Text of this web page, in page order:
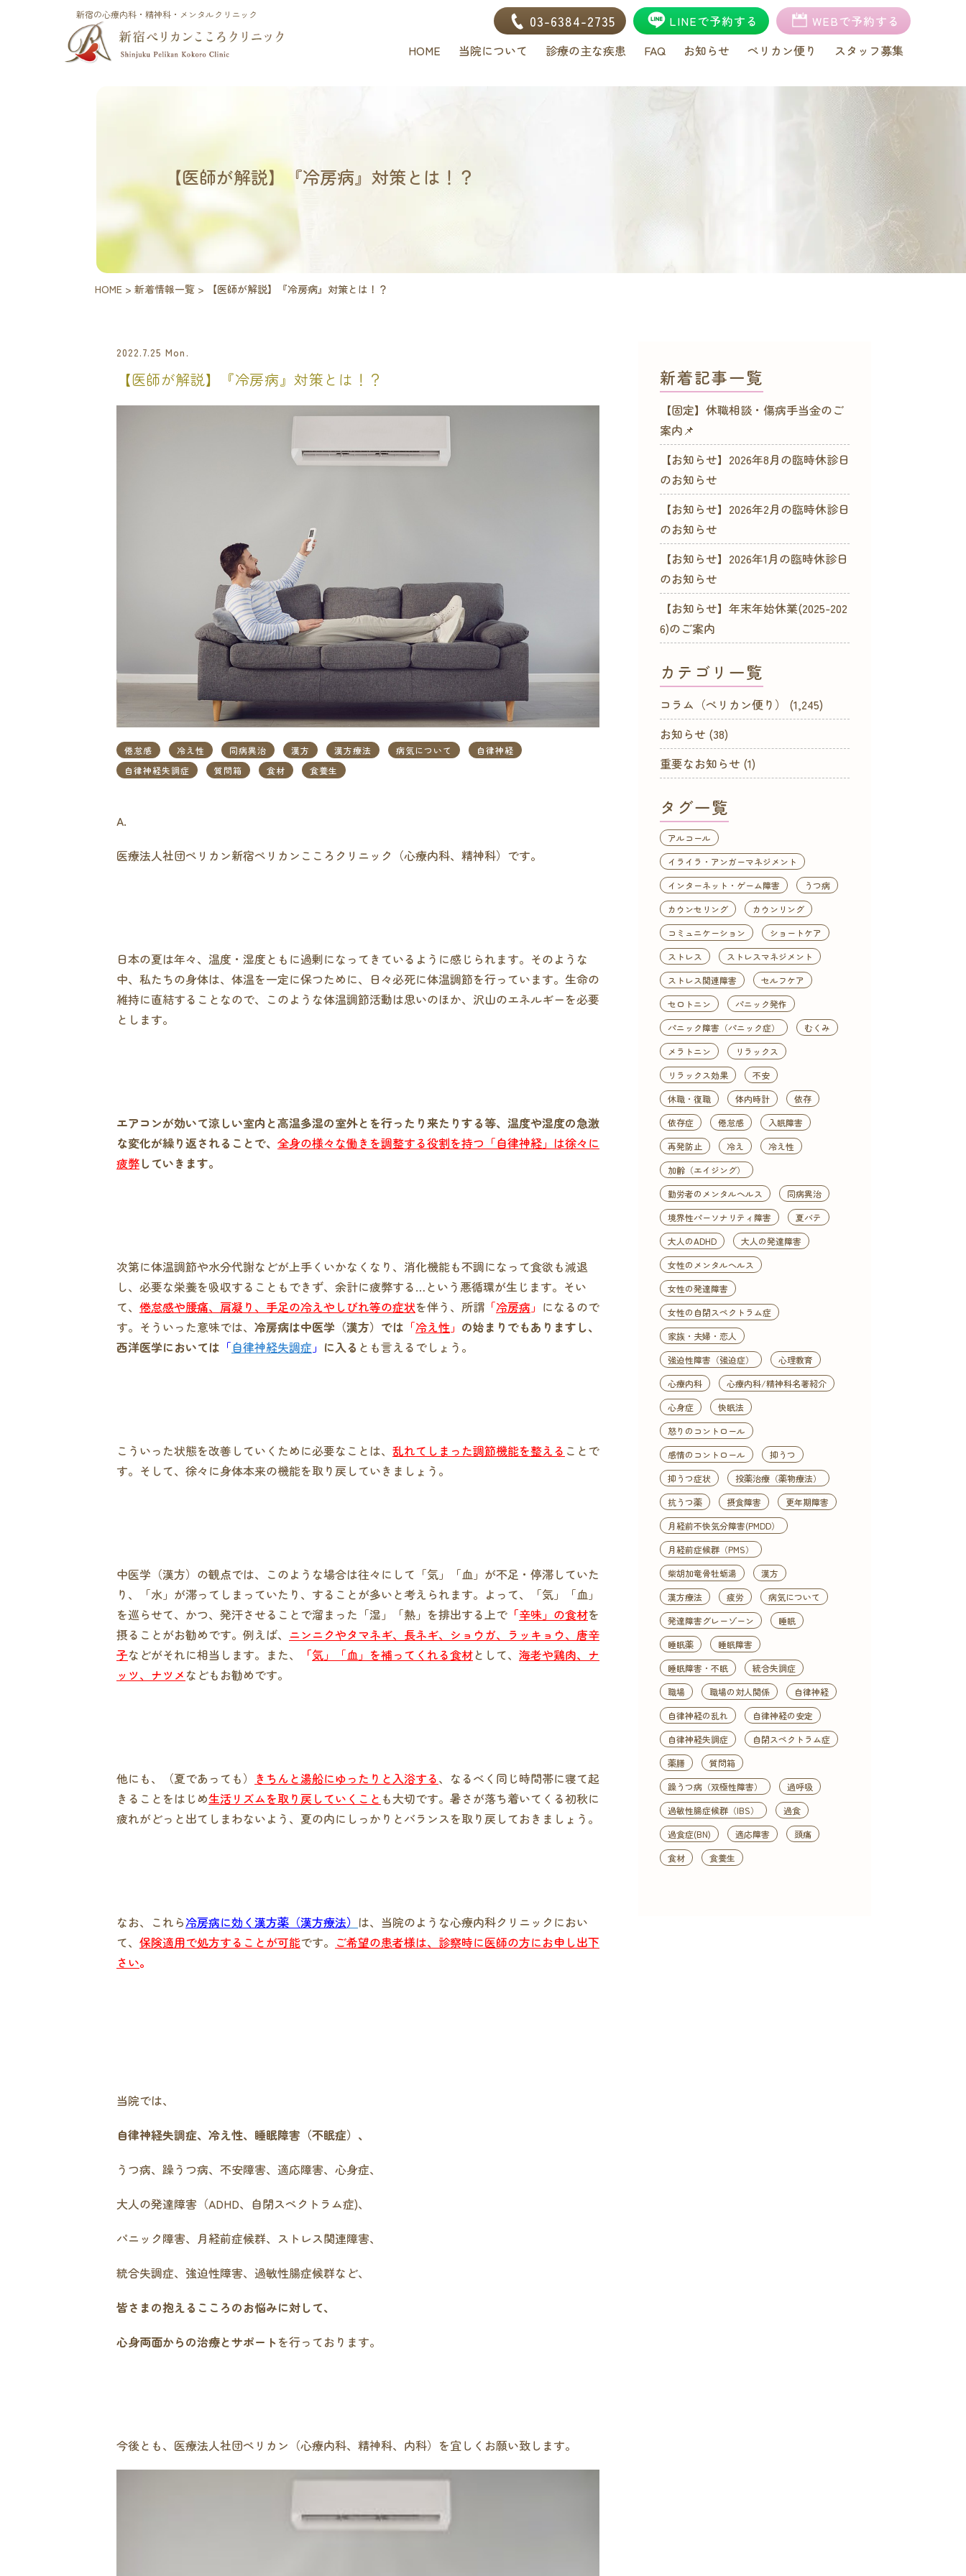
新宿の心療内科・精神科・メンタルクリニック 03-6384-2735 LINEで予約する
WEBで予約する
HOME
当院について 診療の主な疾患 FAQ お知らせ ペリカン便り スタッフ募集
【医師が解説】『冷房病』対策とは！？
HOME > 新着情報一覧 > 【医師が解説】『冷房病』対策とは！？
2022.7.25 Mon.
【医師が解説】『冷房病』対策とは！？
倦怠感 冷え性 同病異治 漢方 漢方療法 病気について
自律神経
自律神経失調症
質問箱 食材 食養生
A.
医療法人社団ペリカン新宿ペリカンこころクリニック（心療内科、精神科）です。
日本の夏は年々、温度・湿度ともに過剰になってきているように感じられます。そのような
中、私たちの身体は、体温を一定に保つために、日々必死に体温調節を行っています。生命の
維持に直結することなので、このような体温調節活動は思いのほか、沢山のエネルギーを必要
とします。
エアコンが効いて涼しい室内と高温多湿の室外とを行ったり来たりする等、温度や湿度の急激
な変化が繰り返されることで、 全身の様々な働きを調整する役割を持つ「自律神経」は徐々に
疲弊していきます。
次第に体温調節や水分代謝などが上手くいかなくなり、消化機能も不調になって食欲も減退
し、必要な栄養を吸収することもできず、余計に疲弊する…という悪循環が生じます。そい
て、 倦怠感や腰痛、肩凝り、手足の冷えやしびれ等の症状を伴う、所謂 「冷房病 」 になるので
す。そういった意味では、 冷房病は中医学（漢方）では 「冷え性」 の始まりでもありますし、
西洋医学においては 「自律神経失調症 」 に入る とも言えるでしょう。
こういった状態を改善していくために必要なことは、 乱れてしまった調節機能を整える ことで
す。そして、徐々に身体本来の機能を取り戻していきましょう。
中医学（漢方）の観点では、このような場合は往々にして「気」「血」が不足・停滞していた
り、「水」が滞ってしまっていたり、することが多いと考えられます。よって、「気」「血」
を巡らせて、かつ、発汗させることで溜まった「湿」「熱」を排出する上で 「辛味」の食材を
摂ることがお勧めです。例えば、 ニンニクやタマネギ、長ネギ、ショウガ、ラッキョウ、唐辛
子などがそれに相当します。また、 「気」「血」を補ってくれる食材として、 海老や鶏肉、ナ
ッツ、ナツメ などもお勧めです。
他にも、（夏であっても） きちんと湯船にゆったりと入浴する、なるべく同じ時間帯に寝て起
きることをはじめ生活リズムを取り戻していくこと も大切です。暑さが落ち着いてくる初秋に
疲れがどっと出てしまわないよう、夏の内にしっかりとバランスを取り戻しておきましょう。
なお、これら冷房病に効く漢方薬（漢方療法） は、当院のような心療内科クリニックにおい
て、 保険適用で処方することが可能です。 ご希望の患者様は、診察時に医師の方にお申し出下
さい。
当院では、
自律神経失調症、冷え性、睡眠障害（不眠症）、
うつ病、躁うつ病、不安障害、適応障害、心身症、
大人の発達障害（ADHD、自閉スペクトラム症)、
パニック障害、月経前症候群、ストレス関連障害、
統合失調症、強迫性障害、過敏性腸症候群など、
皆さまの抱えるこころのお悩みに対して、
心身両面からの治療とサポートを行っております。
今後とも、医療法人社団ペリカン（心療内科、精神科、内科）を宜しくお願い致します。
新着記事一覧
【固定】休職相談・傷病手当金のご
案内📌
【お知らせ】2026年8月の臨時休診日
のお知らせ
【お知らせ】2026年2月の臨時休診日
のお知らせ
【お知らせ】2026年1月の臨時休診日
のお知らせ
【お知らせ】年末年始休業(2025-202
6)のご案内
カテゴリ一覧
コラム（ペリカン便り）
(1,245)
お知らせ (38)
重要なお知らせ (1)
タグ一覧
アルコール
イライラ・アンガーマネジメント
インターネット・ゲーム障害
うつ病
カウンセリング
カウンリング
コミュニケーション
ショートケア
ストレス
ストレスマネジメント
ストレス関連障害
セルフケア
セロトニン
パニック発作
パニック障害（パニック症）
むくみ
メラトニン
リラックス
リラックス効果
不安
休職・復職
体内時計
依存
依存症
倦怠感
入眠障害
再発防止
冷え
冷え性
加齢（エイジング）
勤労者のメンタルヘルス
同病異治
境界性パーソナリティ障害
夏バテ
大人のADHD
大人の発達障害
女性のメンタルヘルス
女性の発達障害
女性の自閉スペクトラム症
家族・夫婦・恋人
強迫性障害（強迫症）
心理教育
心療内科
心療内科/精神科名著紹介
心身症
快眠法
怒りのコントロール
感情のコントロール
抑うつ
抑うつ症状
投薬治療（薬物療法）
抗うつ薬
摂食障害
更年期障害
月経前不快気分障害(PMDD）
月経前症候群（PMS）
柴胡加竜骨牡蛎湯
漢方
漢方療法
疲労
病気について
発達障害グレーゾーン
睡眠
睡眠薬
睡眠障害
睡眠障害・不眠
統合失調症
職場
職場の対人関係
自律神経
自律神経の乱れ
自律神経の安定
自律神経失調症
自閉スペクトラム症
薬膳
質問箱
躁うつ病（双極性障害）
過呼吸
過敏性腸症候群（IBS）
過食
過食症(BN)
適応障害
頭痛
食材
食養生